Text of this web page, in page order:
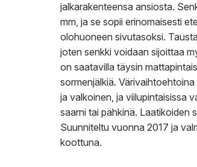
jalkarakenteensa ansiosta.
mm, ja se sopii erinomaisesti
olohuoneen sivutasoksi.
joten senkki voidaan sijoittaa
on saatavilla täysin
sormenjälkiä.
ja valkoinen, ja viilupintaisissa
saarni tai pähkinä. Laatikoiden
Suunniteltu vuonna 2017 ja
koottuna.